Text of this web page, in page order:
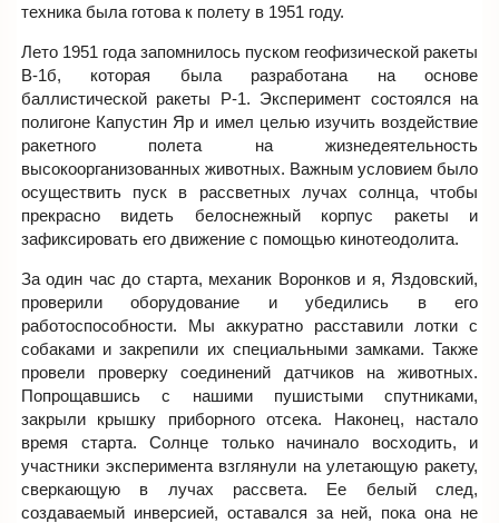
техника была готова к полету в 1951 году.
Лето 1951 года запомнилось пуском геофизической ракеты
В-1б, которая была разработана на основе
баллистической ракеты Р-1. Эксперимент состоялся на
полигоне Капустин Яр и имел целью изучить воздействие
ракетного полета на жизнедеятельность
высокоорганизованных животных. Важным условием было
осуществить пуск в рассветных лучах солнца, чтобы
прекрасно видеть белоснежный корпус ракеты и
зафиксировать его движение с помощью кинотеодолита.
За один час до старта, механик Воронков и я, Яздовский,
проверили оборудование и убедились в его
работоспособности. Мы аккуратно расставили лотки с
собаками и закрепили их специальными замками. Также
провели проверку соединений датчиков на животных.
Попрощавшись с нашими пушистыми спутниками,
закрыли крышку приборного отсека. Наконец, настало
время старта. Солнце только начинало восходить, и
участники эксперимента взглянули на улетающую ракету,
сверкающую в лучах рассвета. Ее белый след,
создаваемый инверсией, оставался за ней, пока она не